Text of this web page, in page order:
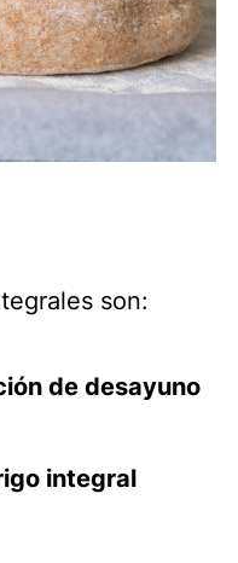
son:
de desayuno
integral